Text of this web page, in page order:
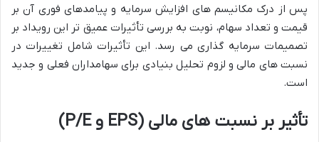
پس از درک مکانیسم های افزایش سرمایه و پیامدهای فوری آن بر
قیمت و تعداد سهام، نوبت به بررسی تأثیرات عمیق تر این رویداد بر
تصمیمات سرمایه گذاری می رسد. این تأثیرات شامل تغییرات در
نسبت های مالی و لزوم تحلیل بنیادی برای سهامداران فعلی و جدید
است.
تأثیر بر نسبت های مالی (EPS و P/E)